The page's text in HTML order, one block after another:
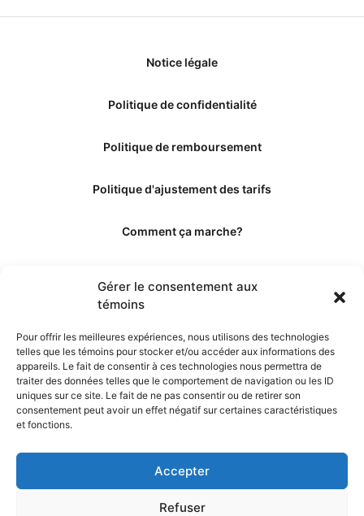
Gérer le consentement aux
témoins
Pour offrir les meilleures expériences, nous utilisons des technologies
telles que les témoins pour stocker et/ou accéder aux informations des
appareils. Le fait de consentir à ces technologies nous permettra de
traiter des données telles que le comportement de navigation ou les ID
uniques sur ce site. Le fait de ne pas consentir ou de retirer son
consentement peut avoir un effet négatif sur certaines caractéristiques
et fonctions.
Accepter
Refuser
Notice légale
Politique de confidentialité
Politique de remboursement
Politique d'ajustement des tarifs
Comment ça marche?
Les éditeurs
Les experts et collaborateurs